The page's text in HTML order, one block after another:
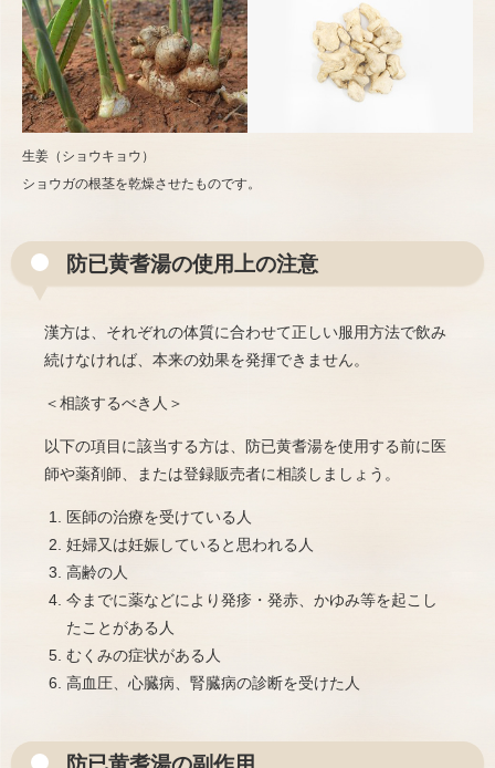
生姜（ショウキョウ）
ショウガの根茎を乾燥させたものです。
防已黄耆湯の使用上の注意
漢方は、それぞれの体質に合わせて正しい服用方法で飲み
続けなければ、本来の効果を発揮できません。
＜相談するべき人＞
以下の項目に該当する方は、防已黄耆湯を使用する前に医
師や薬剤師、または登録販売者に相談しましょう。
医師の治療を受けている人
妊婦又は妊娠していると思われる人
高齢の人
今までに薬などにより発疹・発赤、かゆみ等を起こし
たことがある人
むくみの症状がある人
高血圧、心臓病、腎臓病の診断を受けた人